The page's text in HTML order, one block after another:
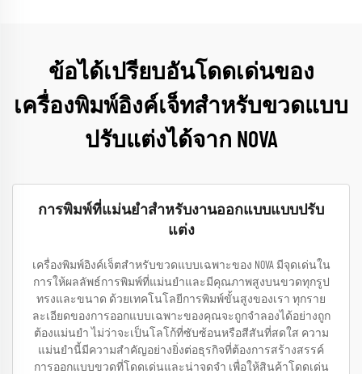
ข้อได้เปรียบอันโดดเด่นของ
เครื่องพิมพ์อิงค์เจ็ทสำหรับขวดแบบ
ปรับแต่งได้จาก NOVA
การพิมพ์ที่แม่นยำสำหรับงานออกแบบแบบปรับ
แต่ง
เครื่องพิมพ์อิงค์เจ็ตสำหรับขวดแบบเฉพาะของ NOVA มีจุดเด่นใน
การให้ผลลัพธ์การพิมพ์ที่แม่นยำและมีคุณภาพสูงบนขวดทุกรูป
ทรงและขนาด ด้วยเทคโนโลยีการพิมพ์ขั้นสูงของเรา ทุกราย
ละเอียดของการออกแบบเฉพาะของคุณจะถูกจำลองได้อย่างถูก
ต้องแม่นยำ ไม่ว่าจะเป็นโลโก้ที่ซับซ้อนหรือสีสันที่สดใส ความ
แม่นยำนี้มีความสำคัญอย่างยิ่งต่อธุรกิจที่ต้องการสร้างสรรค์
การออกแบบขวดที่โดดเด่นและน่าจดจำ เพื่อให้สินค้าโดดเด่น